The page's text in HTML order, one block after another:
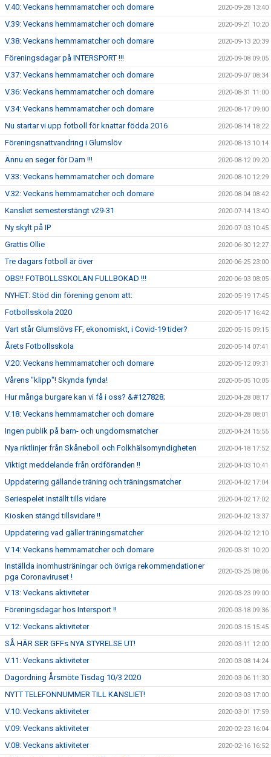
V.40: Veckans hemmamatcher och domare 2020-09-28 13:40
V.39: Veckans hemmamatcher och domare 2020-09-21 10:20
V.38: Veckans hemmamatcher och domare 2020-09-13 20:39
Föreningsdagar på INTERSPORT !!! 2020-09-08 09:05
V.37: Veckans hemmamatcher och domare 2020-09-07 08:34
V.36: Veckans hemmamatcher och domare 2020-08-31 11:00
V.34: Veckans hemmamatcher och domare 2020-08-17 09:00
Nu startar vi upp fotboll för knattar födda 2016 2020-08-14 18:22
Föreningsnattvandring i Glumslöv 2020-08-13 10:14
Ännu en seger för Dam !!! 2020-08-12 09:20
V.33: Veckans hemmamatcher och domare 2020-08-10 12:29
V.32: Veckans hemmamatcher och domare 2020-08-04 08:42
Kansliet semesterstängt v29-31 2020-07-14 13:40
Ny skylt på IP 2020-07-03 10:45
Grattis Ollie 2020-06-30 12:27
Tre dagars fotboll är över 2020-06-25 23:00
OBS!! FOTBOLLSSKOLAN FULLBOKAD !!! 2020-06-03 08:05
NYHET: Stöd din förening genom att: 2020-05-19 17:45
Fotbollsskola 2020 2020-05-17 16:42
Vart står Glumslövs FF, ekonomiskt, i Covid-19 tider? 2020-05-15 09:15
Årets Fotbollsskola 2020-05-14 07:41
V.20: Veckans hemmamatcher och domare 2020-05-12 09:31
Vårens "klipp"! Skynda fynda! 2020-05-05 10:05
Hur många burgare kan vi få i oss? &#127828; 2020-04-28 08:17
V.18: Veckans hemmamatcher och domare 2020-04-28 08:01
Ingen publik på barn- och ungdomsmatcher 2020-04-24 15:55
Nya riktlinjer från Skåneboll och Folkhälsomyndigheten 2020-04-18 17:52
Viktigt meddelande från ordföranden !! 2020-04-03 10:41
Uppdatering gällande träning och träningsmatcher 2020-04-02 17:04
Seriespelet inställt tills vidare 2020-04-02 17:02
Kiosken stängd tillsvidare !! 2020-04-02 13:37
Uppdatering vad gäller träningsmatcher 2020-04-02 12:10
V.14: Veckans hemmamatcher och domare 2020-03-31 10:20
Inställda inomhusträningar och övriga rekommendationer
pga Coronaviruset !
2020-03-25 08:06
V.13: Veckans aktiviteter 2020-03-23 09:00
Föreningsdagar hos Intersport !! 2020-03-18 09:36
V.12: Veckans aktiviteter 2020-03-15 15:45
SÅ HÄR SER GFFs NYA STYRELSE UT! 2020-03-11 12:00
V.11: Veckans aktiviteter 2020-03-08 14:24
Dagordning Årsmöte Tisdag 10/3 2020 2020-03-06 11:30
NYTT TELEFONNUMMER TILL KANSLIET! 2020-03-03 17:00
V.10: Veckans aktiviteter 2020-03-01 17:59
V.09: Veckans aktiviteter 2020-02-23 16:04
V.08: Veckans aktiviteter 2020-02-16 16:52